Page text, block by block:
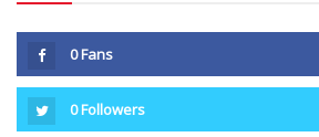
0Fans
0Followers